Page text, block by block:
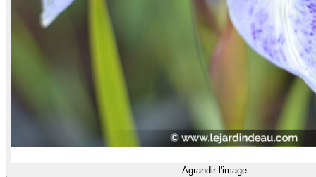
Agrandir l'image